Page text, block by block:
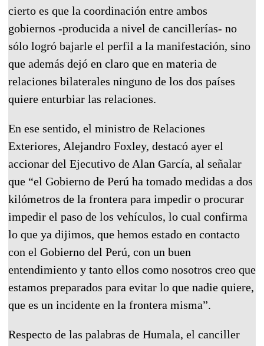
cierto es que la coordinación entre ambos
gobiernos -producida a nivel de cancillerías- no
sólo logró bajarle el perfil a la manifestación, sino
que además dejó en claro que en materia de
relaciones bilaterales ninguno de los dos países
quiere enturbiar las relaciones.
En ese sentido, el ministro de Relaciones
Exteriores, Alejandro Foxley, destacó ayer el
accionar del Ejecutivo de Alan García, al señalar
que “el Gobierno de Perú ha tomado medidas a dos
kilómetros de la frontera para impedir o procurar
impedir el paso de los vehículos, lo cual confirma
lo que ya dijimos, que hemos estado en contacto
con el Gobierno del Perú, con un buen
entendimiento y tanto ellos como nosotros creo que
estamos preparados para evitar lo que nadie quiere,
que es un incidente en la frontera misma”.
Respecto de las palabras de Humala, el canciller